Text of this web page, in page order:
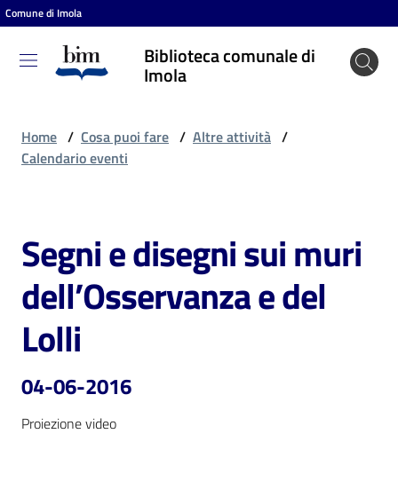
Vai al contenuto
Vai alla navigazione
Vai al footer
Comune di Imola
Biblioteca comunale di
Imola
Biblioteca
comunale
Cosa
puoi
fare
Scopri
contenuti
Home / Cosa puoi fare / Altre attività /
Calendario eventi
Salta al contenuto
Segni e disegni sui muri
dell’Osservanza e del
Lolli
04-06-2016
Proiezione video